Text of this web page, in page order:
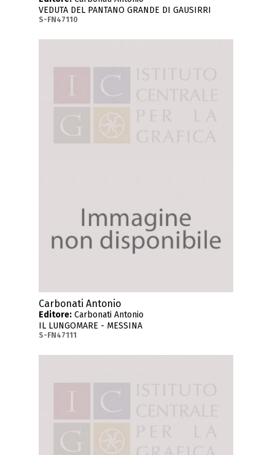
VEDUTA DEL PANTANO GRANDE DI GAUSIRRI
S-FN47110
Carbonati Antonio
Editore: Carbonati Antonio
IL LUNGOMARE - MESSINA
S-FN47111